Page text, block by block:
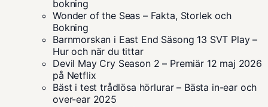
bokning
Wonder of the Seas – Fakta, Storlek och
Bokning
Barnmorskan i East End Säsong 13 SVT Play –
Hur och när du tittar
Devil May Cry Season 2 – Premiär 12 maj 2026
på Netflix
Bäst i test trådlösa hörlurar – Bästa in-ear och
over-ear 2025